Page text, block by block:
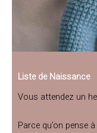
Liste de Naissance
Vous attendez un
Parce qu’on pense